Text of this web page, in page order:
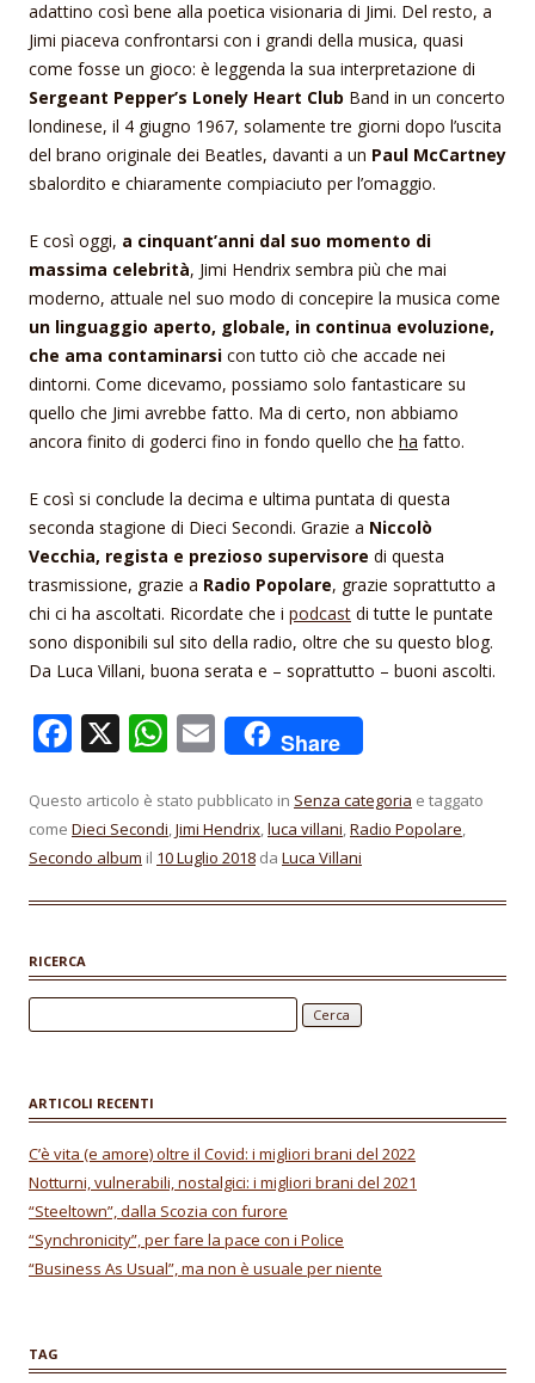
adattino così bene alla poetica visionaria di Jimi. Del resto, a
Jimi piaceva confrontarsi con i grandi della musica, quasi
come fosse un gioco: è leggenda la sua interpretazione di
Sergeant Pepper’s Lonely Heart Club Band in un concerto
londinese, il 4 giugno 1967, solamente tre giorni dopo l’uscita
del brano originale dei Beatles, davanti a un Paul McCartney
sbalordito e chiaramente compiaciuto per l’omaggio.
E così oggi, a cinquant’anni dal suo momento di
massima celebrità, Jimi Hendrix sembra più che mai
moderno, attuale nel suo modo di concepire la musica come
un linguaggio aperto, globale, in continua evoluzione,
che ama contaminarsi con tutto ciò che accade nei
dintorni. Come dicevamo, possiamo solo fantasticare su
quello che Jimi avrebbe fatto. Ma di certo, non abbiamo
ancora finito di goderci fino in fondo quello che ha fatto.
E così si conclude la decima e ultima puntata di questa
seconda stagione di Dieci Secondi. Grazie a Niccolò
Vecchia, regista e prezioso supervisore di questa
trasmissione, grazie a Radio Popolare, grazie soprattutto a
chi ci ha ascoltati. Ricordate che i podcast di tutte le puntate
sono disponibili sul sito della radio, oltre che su questo blog.
Da Luca Villani, buona serata e – soprattutto – buoni ascolti.
F
e
b
k
X W
at
s
p
E
m
ai
l
Share
Questo articolo è stato pubblicato in Senza categoria e taggato
come Dieci Secondi,Jimi Hendrix,luca villani,Radio Popolare,
Secondo album il 10 Luglio 2018 da Luca Villani
RICERCA
ARTICOLI RECENTI
C’è vita (e amore) oltre il Covid: i migliori brani del 2022
Notturni, vulnerabili, nostalgici: i migliori brani del 2021
“Steeltown”, dalla Scozia con furore
“Synchronicity”, per fare la pace con i Police
“Business As Usual”, ma non è usuale per niente
TAG